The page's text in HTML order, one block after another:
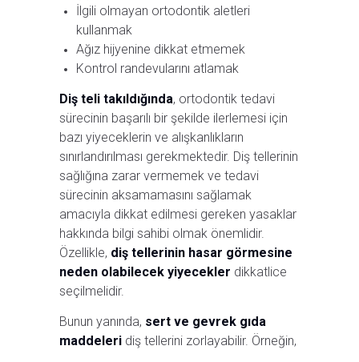
İlgili olmayan ortodontik aletleri
kullanmak
Ağız hijyenine dikkat etmemek
Kontrol randevularını atlamak
Diş teli takıldığında, ortodontik tedavi
sürecinin başarılı bir şekilde ilerlemesi için
bazı yiyeceklerin ve alışkanlıkların
sınırlandırılması gerekmektedir. Diş tellerinin
sağlığına zarar vermemek ve tedavi
sürecinin aksamamasını sağlamak
amacıyla dikkat edilmesi gereken yasaklar
hakkında bilgi sahibi olmak önemlidir.
Özellikle, diş tellerinin hasar görmesine
neden olabilecek yiyecekler dikkatlice
seçilmelidir.
Bunun yanında, sert ve gevrek gıda
maddeleri diş tellerini zorlayabilir. Örneğin,